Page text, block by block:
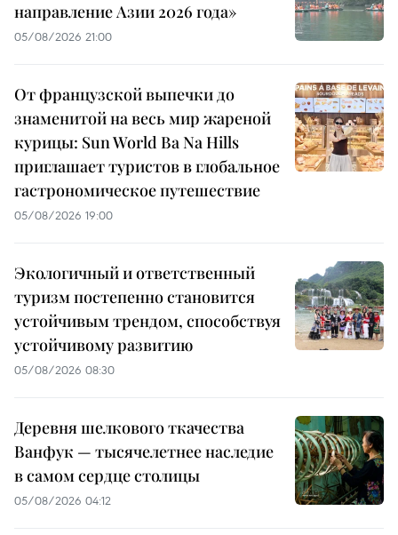
направление Азии 2026 года»
05/08/2026 21:00
От французской выпечки до
знаменитой на весь мир жареной
курицы: Sun World Ba Na Hills
приглашает туристов в глобальное
гастрономическое путешествие
05/08/2026 19:00
Экологичный и ответственный
туризм постепенно становится
устойчивым трендом, способствуя
устойчивому развитию
05/08/2026 08:30
Деревня шелкового ткачества
Ванфук — тысячелетнее наследие
в самом сердце столицы
05/08/2026 04:12